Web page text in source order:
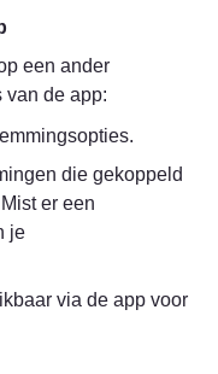
een ander
van de app:
die gekoppeld
er een
via de app voor